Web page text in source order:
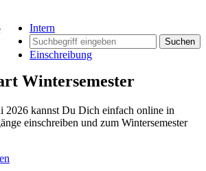
Intern
Suchen
Einschreibung
Wintersemester
2026 kannst Du Dich einfach online in
einschreiben und zum Wintersemester